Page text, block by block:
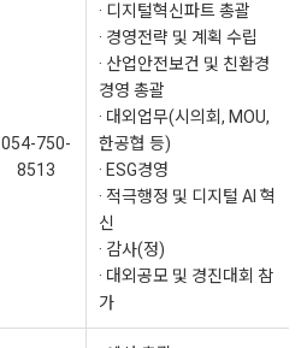
054-750-
8513
· 디지털혁신파트 총괄
· 경영전략 및 계획 수립
· 산업안전보건 및 친환경
경영 총괄
· 대외업무(시의회, MOU,
한공협 등)
· ESG경영
· 적극행정 및 디지털 AI 혁
신
· 감사(정)
· 대외공모 및 경진대회 참
가